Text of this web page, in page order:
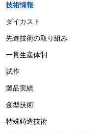
技術情報
ダイカスト
先進技術の取り組み
一貫生産体制
試作
製品実績
金型技術
特殊鋳造技術